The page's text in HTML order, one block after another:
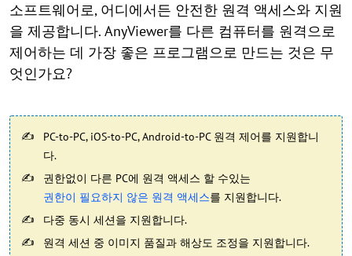
소프트웨어로, 어디에서든 안전한 원격 액세스와 지원
을 제공합니다. AnyViewer를 다른 컴퓨터를 원격으로
제어하는 데 가장 좋은 프로그램으로 만드는 것은 무
엇인가요?
PC-to-PC, iOS-to-PC, Android-to-PC 원격 제어를 지원합니
다.
권한없이 다른 PC에 원격 액세스 할 수있는
권한이 필요하지 않은 원격 액세스를 지원합니다.
다중 동시 세션을 지원합니다.
원격 세션 중 이미지 품질과 해상도 조정을 지원합니다.